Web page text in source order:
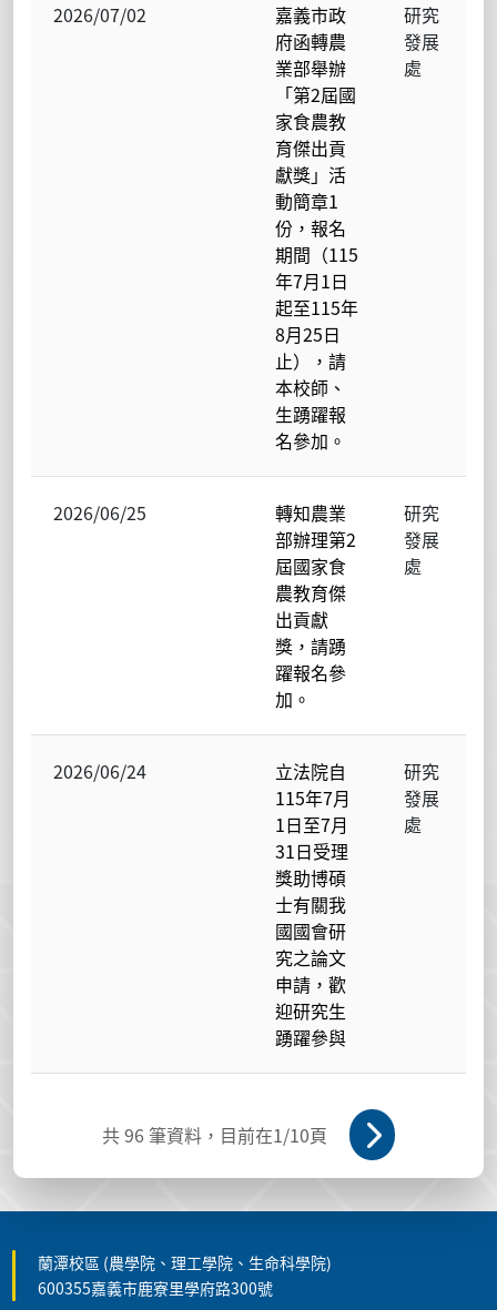
2026/07/02
嘉義市政
府函轉農
業部舉辦
「第2屆國
家食農教
育傑出貢
獻獎」活
動簡章1
份，報名
期間（115
年7月1日
起至115年
8月25日
止），請
本校師、
生踴躍報
名參加。
研究
發展
處
2026/06/25
轉知農業
部辦理第2
屆國家食
農教育傑
出貢獻
獎，請踴
躍報名參
加。
研究
發展
處
2026/06/24
立法院自
115年7月
1日至7月
31日受理
獎助博碩
士有關我
國國會研
究之論文
申請，歡
迎研究生
踴躍參與
研究
發展
處
共96 筆資料，目前在1/10頁
蘭潭校區 (農學院、理工學院、生命科學院)
600355嘉義市鹿寮里學府路300號